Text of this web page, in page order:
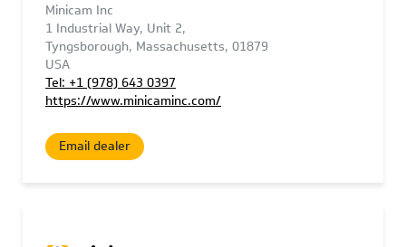
Minicam Inc
1 Industrial Way, Unit 2,
Tyngsborough, Massachusetts, 01879
USA
Tel: +1 (978) 643 0397
https://www.minicaminc.com/
Email dealer